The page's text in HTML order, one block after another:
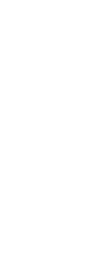
产分割与子女抚养权争取策